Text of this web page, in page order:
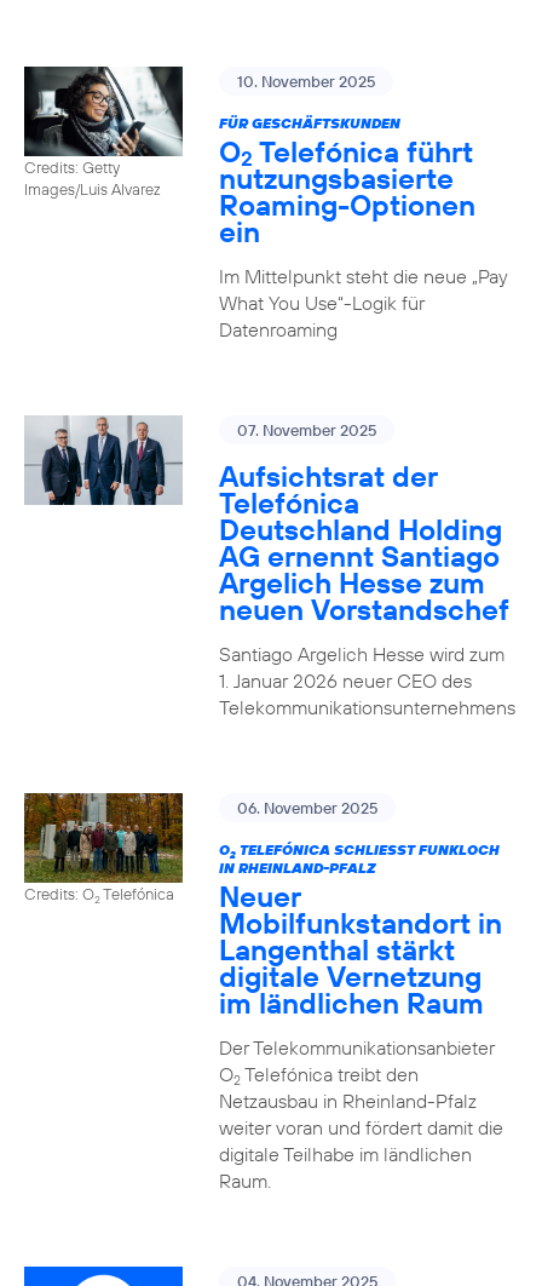
Credits: Getty
Images/Luis Alvarez
10. November 2025
FÜR GESCHÄFTSKUNDEN
O2 Telefónica führt
nutzungs­basierte
Roaming-Optionen
ein
Im Mittelpunkt steht die neue „Pay
What You Use“-Logik für
Datenroaming
07. November 2025
Aufsichtsrat der
Telefónica
Deutschland Holding
AG ernennt Santiago
Argelich Hesse zum
neuen Vorstandschef
Santiago Argelich Hesse wird zum
1. Januar 2026 neuer CEO des
Telekommunikationsunternehmens
Credits: O2Telefónica
06. November 2025
O2TELEFÓNICA SCHLIESST FUNKLOCH I
N RHEINLAND-PFALZ
Neuer
Mobilfunkstandort in
Langenthal stärkt
digitale Vernetzung
im ländlichen Raum
Der Telekommunikationsanbieter
O2Telefónica treibt den
Netzausbau in Rheinland-Pfalz
weiter voran und fördert damit die
digitale Teilhabe im ländlichen
Raum.
04. November 2025